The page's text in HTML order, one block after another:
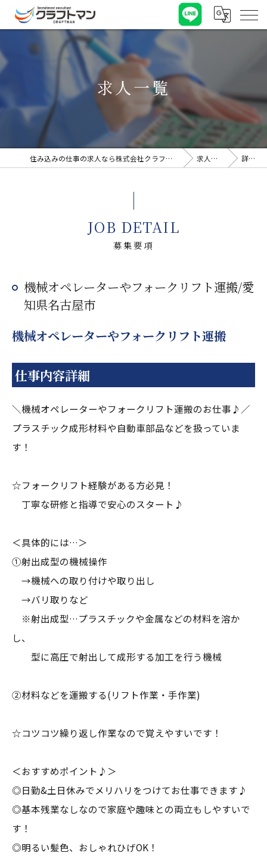
求人一覧
住み込みの仕事の求人なら株式会社クラフトマン 求人一覧 詳細
募集要項
JOB DETAIL
機械オペレーターやフォークリフト運搬/愛
知県名古屋市
機械オペレーターやフォークリフト運搬
仕事内容詳細
＼機械オペレーターやフォークリフト運搬のお仕事♪／
プラスチック成形材料や自動車部品などを扱っていま
す！
☆フォークリフト経験がある方必見！
丁寧な研修と指導で安心のスタート♪
＜具体的には…＞
①射出成型の機械操作
→機械への取り付けや取り出し
→バリ取りなど
※射出成型…プラスチックや金属などの材料を溶か
し、
型に高圧で射出して成形する加工を行う機械
②材料などを運搬する(リフト作業・手作業)
☆コツコツ繰り返し作業なので覚えやすいです！
＜おすすめポイント♪＞
◎日勤&土日休みでメリハリをつけてお仕事できます♪
◎基本残業なしなので家庭や趣味との両立もしやすいで
す！
◎明るい髪色、おしゃれひげOK！